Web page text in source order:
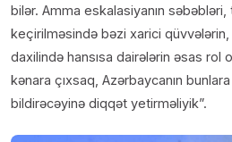
bilər. Amma eskalasiyanın səbəbləri,
keçirilməsində bəzi xarici
daxilində hansısa dairələrin əsas rol
kənara çıxsaq, Azərbaycanın
bildirəcəyinə diqqət yetirməliyik”.